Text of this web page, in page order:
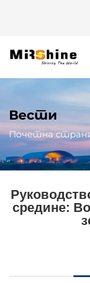
Вести
Почетна
средине: